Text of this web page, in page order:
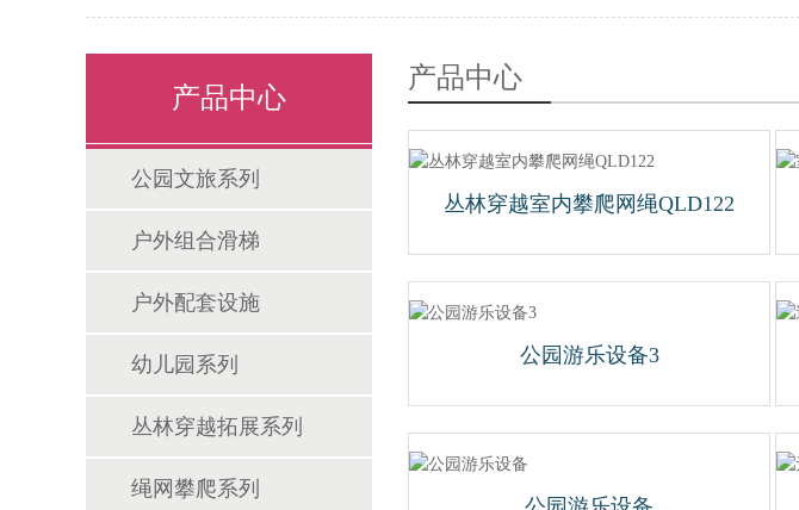
产品中心
公园文旅系列
户外组合滑梯
户外配套设施
幼儿园系列
丛林穿越拓展系列
绳网攀爬系列
产品中心
丛林穿越室内攀爬网绳QLD122
公园游乐设备3